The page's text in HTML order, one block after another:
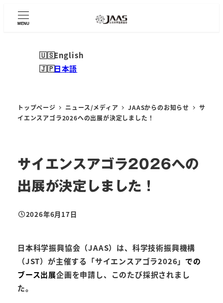
MENU
English
日本語
トップページ ニュース/メディア JAASからのお知らせ
サ
イエンスアゴラ2026への出展が決定しました！
サイエンスアゴラ2026への
出展が決定しました！
投稿日
2026年6月17日
日本科学振興協会（JAAS）は、科学技術振興機構
（JST）が主催する「サイエンスアゴラ2026」 での
ブース出展企画を申請し、このたび採択されまし
た。